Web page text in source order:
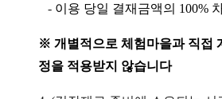
- 이용 당일 결재금액의 100%
※ 개별적으로 체험마을과 직접
정을 적용받지 않습니다